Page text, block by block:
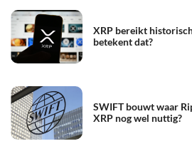
XRP bereikt
betekent dat?
SWIFT bouwt waar
XRP nog wel nuttig?